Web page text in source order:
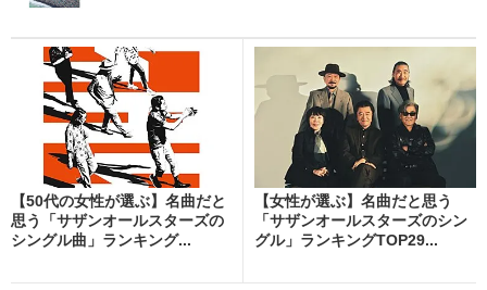
【50代の女性が選ぶ】名曲だと
思う「サザンオールスターズの
シングル曲」ランキング...
【女性が選ぶ】名曲だと思う
「サザンオールスターズのシン
グル」ランキングTOP29...